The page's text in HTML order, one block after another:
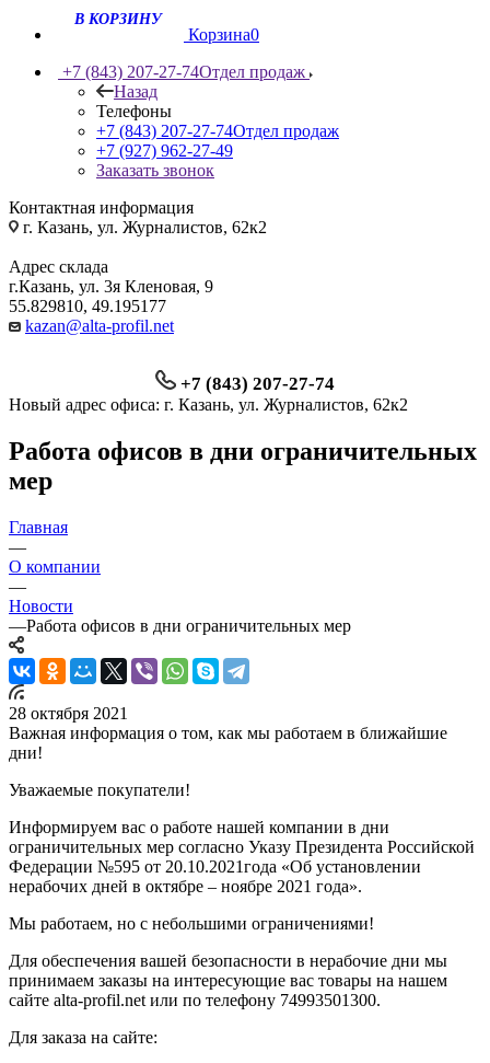
Корзина0
+7 (843) 207-27-74Отдел продаж
Назад
Телефоны
+7 (843) 207-27-74Отдел продаж
+7 (927) 962-27-49
Заказать звонок
Контактная информация
г. Казань, ул. Журналистов, 62к2
Адрес склада
г.Казань, ул. 3я Кленовая, 9
55.829810, 49.195177
kazan@alta-profil.net
+7 (843) 207-27-74
Новый адрес офиса: г. Казань, ул. Журналистов, 62к2
Работа офисов в дни ограничительных
мер
Главная
—
О компании
—
Новости
—Работа офисов в дни ограничительных мер
28 октября 2021
Важная информация о том, как мы работаем в ближайшие
дни!
Уважаемые покупатели!
Информируем вас о работе нашей компании в дни
ограничительных мер согласно Указу Президента Российской
Федерации №595 от 20.10.2021года «Об установлении
нерабочих дней в октябре – ноябре 2021 года».
Мы работаем, но с небольшими ограничениями!
Для обеспечения вашей безопасности в нерабочие дни мы
принимаем заказы на интересующие вас товары на нашем
сайте alta-profil.net или по телефону 74993501300.
Для заказа на сайте: